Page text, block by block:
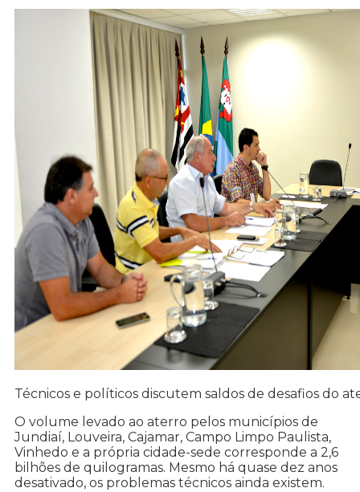
Técnicos e políticos discutem saldos de desafios do
O volume levado ao aterro pelos municípios de
Jundiaí, Louveira, Cajamar, Campo Limpo Paulista,
Vinhedo e a própria cidade-sede corresponde a 2,6
bilhões de quilogramas. Mesmo há quase dez anos
desativado, os problemas técnicos ainda existem.